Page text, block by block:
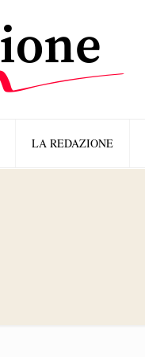
LA REDAZIONE